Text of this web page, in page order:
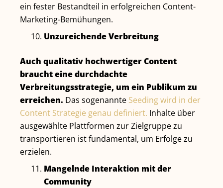
ein fester Bestandteil in erfolgreichen Content-
Marketing-Bemühungen.
Unzureichende Verbreitung
Auch qualitativ hochwertiger Content
braucht eine durchdachte
Verbreitungsstrategie, um ein Publikum zu
erreichen. Das sogenannte Seeding wird in der
Content Strategie genau definiert. Inhalte über
ausgewählte Plattformen zur Zielgruppe zu
transportieren ist fundamental, um Erfolge zu
erzielen.
Mangelnde Interaktion mit der
Community